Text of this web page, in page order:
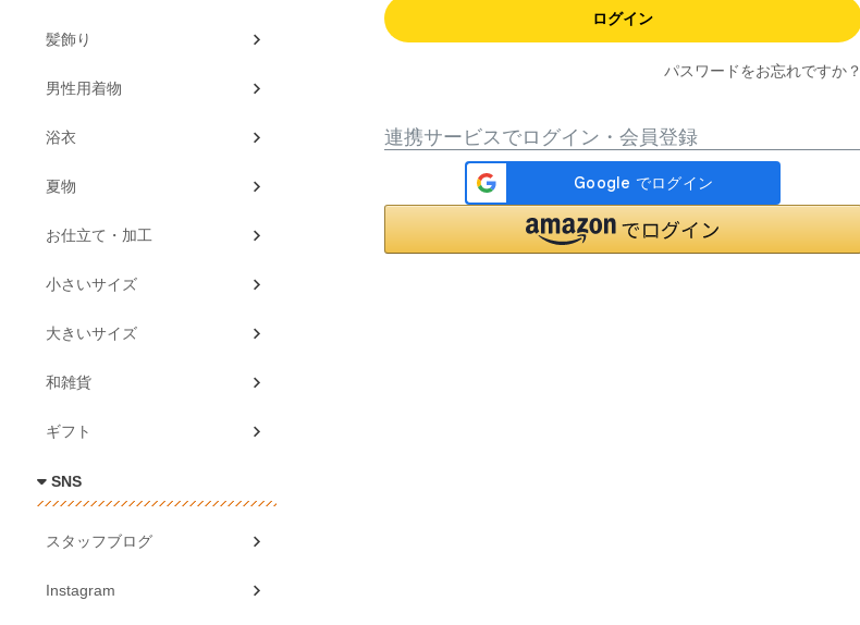
ログイン
パスワードをお忘れですか？
連携サービスでログイン・会員登録
髪飾り
男性用着物
浴衣
夏物
お仕立て・加工
小さいサイズ
大きいサイズ
和雑貨
ギフト
SNS
スタッフブログ
Instagram